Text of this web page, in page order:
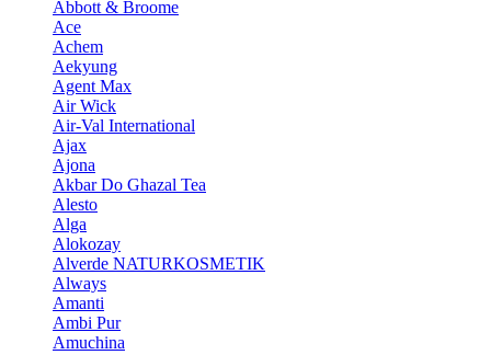
Abbott & Broome
Ace
Achem
Aekyung
Agent Max
Air Wick
Air-Val International
Ajax
Ajona
Akbar Do Ghazal Tea
Alesto
Alga
Alokozay
Alverde NATURKOSMETIK
Always
Amanti
Ambi Pur
Amuchina